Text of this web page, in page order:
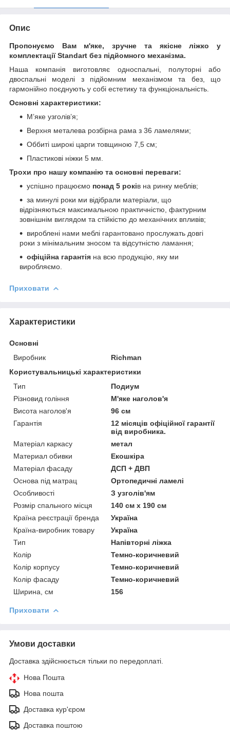
Опис
Пропонуємо Вам м'яке, зручне та якiсне ліжко у
комплектації Standart без підйомного механізма.
Наша компанія виготовляє односпальні, полуторні або
двоспальні моделі з підйомним механізмом та без, що
гармонійно поєднують у собі естетику та функціональність.
Основні характеристики:
М’яке узголів’я;
Верхня металева розбірна рама з 36 ламелями;
Оббиті широкі царги товщиною 7,5 см;
Пластикові ніжки 5 мм.
Трохи про нашу компанію та основні переваги:
успішно працюємо понад 5 років на ринку меблів;
за минулі роки ми відібрали матеріали, що
відрізняються максимальною практичністю, фактурним
зовнішнім виглядом та стійкістю до механічних впливів;
вироблені нами меблі гарантовано прослужать довгі
роки з мінімальним зносом та відсутністю ламання;
офіційна гарантія на всю продукцію, яку ми
виробляємо.
Приховати
Характеристики
Основні
Виробник
Richman
Користувальницькі характеристики
Тип
Подиум
Різновид гоління
М'яке наголов'я
Висота наголов'я
96 см
Гарантія
12 місяців офіційної гарантії
від виробника.
Матеріал каркасу
метал
Материал обивки
Екошкіра
Матеріал фасаду
ДСП + ДВП
Основа під матрац
Ортопедичні ламелі
Особливості
З узголів'ям
Розмір спального місця
140 см х 190 см
Країна реєстрації бренда
Україна
Країна-виробник товару
Україна
Тип
Напівторні ліжка
Колір
Темно-коричневий
Колір корпусу
Темно-коричневий
Колір фасаду
Темно-коричневий
Ширина, см
156
Приховати
Умови доставки
Доставка здійснюється тільки по передоплаті.
Нова Пошта
Нова пошта
Доставка кур'єром
Доставка поштою